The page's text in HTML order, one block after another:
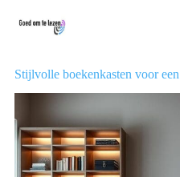
Stijlvolle boekenkasten voor